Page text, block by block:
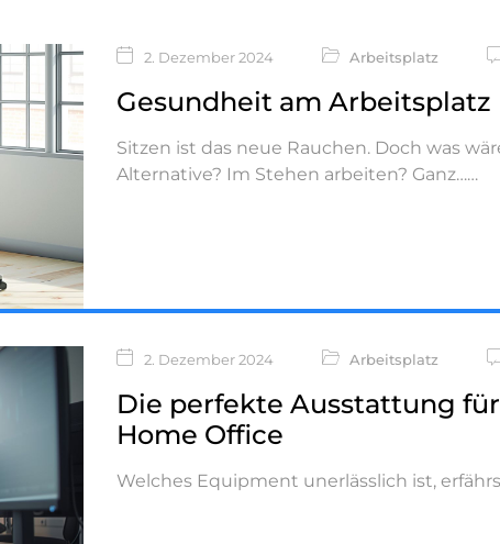
2. Dezember 2024 Arbeitsplatz
Gesundheit am Arbeitsplatz
Sitzen ist das neue Rauchen. Doch was
Alternative? Im Stehen arbeiten? Ganz…
2. Dezember 2024 Arbeitsplatz
Die perfekte Ausstattung
Home Office
Welches Equipment unerlässlich ist,